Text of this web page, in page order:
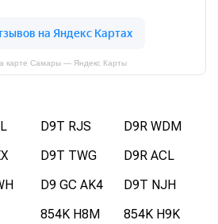
карте Самары — Яндекс Карты
D9T RJS
D9R WDM
D9T TWG
D9R ACL
D9 GC AK4
D9T NJH
854K H8M
854K H9K